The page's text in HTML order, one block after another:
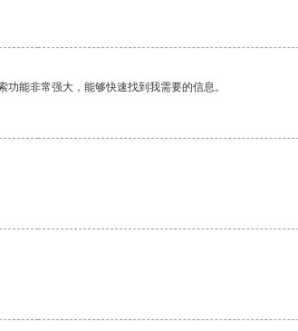
能非常强大，能够快速找到我需要的信息。